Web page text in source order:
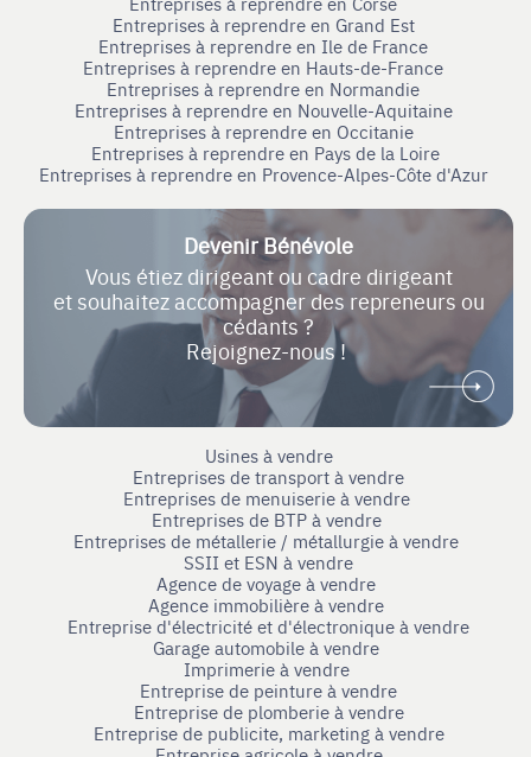
Entreprises à reprendre en Grand Est
Entreprises à reprendre en Ile de France
Entreprises à reprendre en Hauts-de-France
Entreprises à reprendre en Normandie
Entreprises à reprendre en Nouvelle-Aquitaine
Entreprises à reprendre en Occitanie
Entreprises à reprendre en Pays de la Loire
Entreprises à reprendre en Provence-Alpes-Côte d'Azur
Devenir Bénévole
Vous étiez dirigeant ou cadre dirigeant
et souhaitez accompagner des repreneurs ou
cédants ?
Rejoignez-nous !
Usines à vendre
Entreprises de transport à vendre
Entreprises de menuiserie à vendre
Entreprises de BTP à vendre
Entreprises de métallerie / métallurgie à vendre
SSII et ESN à vendre
Agence de voyage à vendre
Agence immobilière à vendre
Entreprise d'électricité et d'électronique à vendre
Garage automobile à vendre
Imprimerie à vendre
Entreprise de peinture à vendre
Entreprise de plomberie à vendre
Entreprise de publicite, marketing à vendre